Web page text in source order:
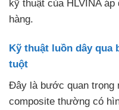
kỹ thuật của HLVINA
hàng.
Kỹ thuật luồn dây qua
tuột
Đây là bước quan trọng
composite thường có